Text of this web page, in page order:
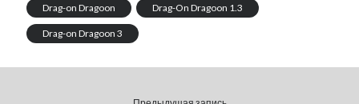
Drag-on Dragoon Drag-On Dragoon 1.3
Drag-on Dragoon 3